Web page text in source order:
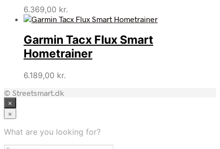
6.369,00 kr.
Garmin Tacx Flux Smart
Hometrainer
6.189,00 kr.
© Streetsmart.dk
×
×
What are you looking for?